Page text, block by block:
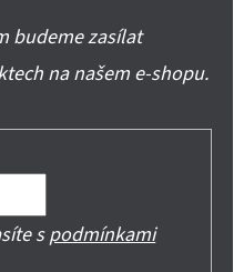
budeme zasílat
na našem e-shopu.
spodmínkami